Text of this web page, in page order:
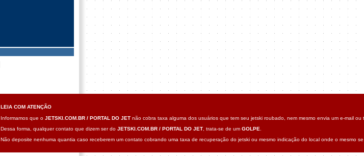
LEIA COM ATENÇÃO
Informamos que o JETSKI.COM.BR / PORTAL DO JETnão cobra taxa alguma dos usuários que tem seu jetski roubado, nem mesmo envia um e-mail
Dessa forma, qualquer contato que dizem ser do JETSKI.COM.BR / PORTAL DO JET, trata-se de um GOLPE
Não deposite nenhuma quantia caso receberem um contato cobrando uma taxa de recuperação do jetski ou mesmo indicação do local onde o mesmo